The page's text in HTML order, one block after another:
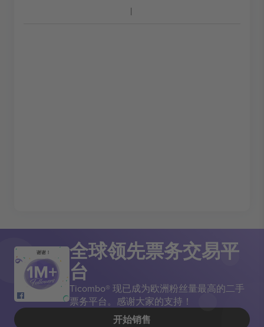
谢谢！ 全球领先票务交易平
台
Ticombo® 现已成为欧洲粉丝量最高的二手
票务平台。感谢大家的支持！
开始销售